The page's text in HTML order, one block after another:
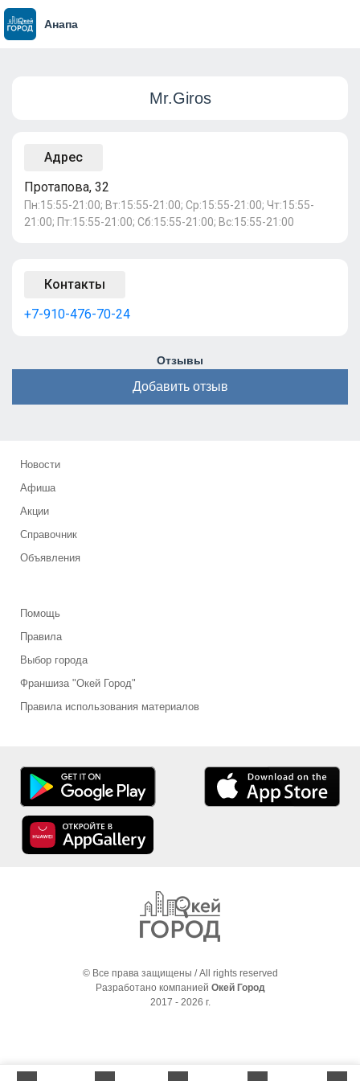
Анапа
Mr.Giros
Адрес
Протапова, 32
Пн:15:55-21:00; Вт:15:55-21:00; Ср:15:55-21:00; Чт:15:55-
21:00; Пт:15:55-21:00; Сб:15:55-21:00; Вс:15:55-21:00
Контакты
+7-910-476-70-24
Отзывы
Добавить отзыв
Новости
Афиша
Акции
Справочник
Объявления
Помощь
Правила
Выбор города
Франшиза "Окей Город"
Правила использования материалов
© Все права защищены / All rights reserved
Разработано компанией Окей Город
2017 - 2026 г.